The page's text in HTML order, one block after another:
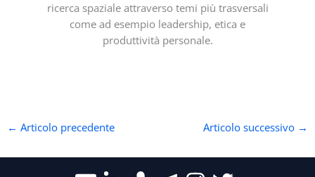
ricerca spaziale attraverso temi più trasversali
come ad esempio leadership, etica e
produttività personale.
← Articolo precedente Articolo successivo →